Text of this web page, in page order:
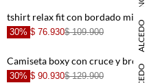
+
+
DANIELA SALCEDO
30% $ 76.930$ 109.900
30% $ 90.930$ 129.900